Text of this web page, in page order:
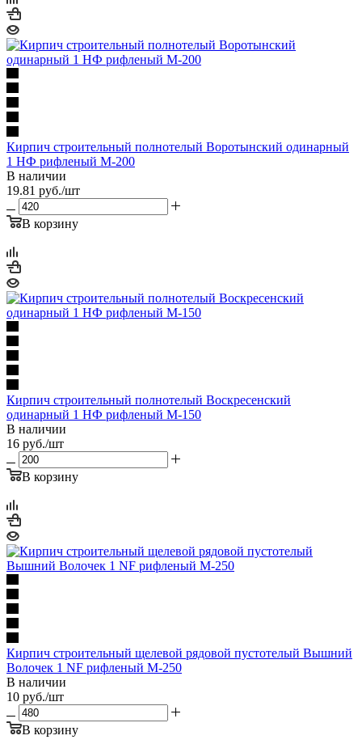
Кирпич строительный полнотелый Воротынский одинарный
1 НФ рифленый М-200
В наличии
19.81 руб./шт
В корзину
Кирпич строительный полнотелый Воскресенский
одинарный 1 НФ рифленый М-150
В наличии
16 руб./шт
В корзину
Кирпич строительный щелевой рядовой пустотелый Вышний
Волочек 1 NF рифленый М-250
В наличии
10 руб./шт
В корзину